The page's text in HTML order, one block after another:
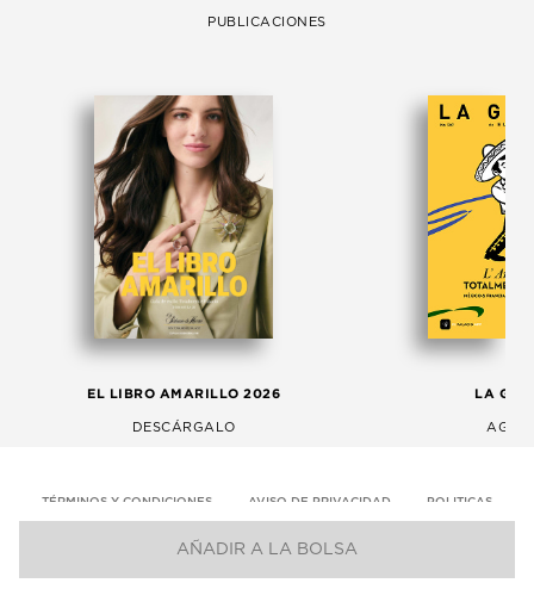
AÑADIR A LA BOLSA
PUBLICACIONES
EL LIBRO AMARILLO 2026
DESCÁRGALO
LA
TÉRMINOS Y CONDICIONES AVISO DE PRIVACIDAD POLITICAS